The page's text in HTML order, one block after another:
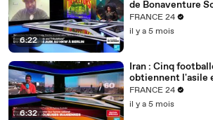
6:22
de Bonaventure
Berlin
FRANCE 24
il y a 5 mois
6:32
Iran : Cinq
obtiennent l'asile
FRANCE 24
il y a 5 mois